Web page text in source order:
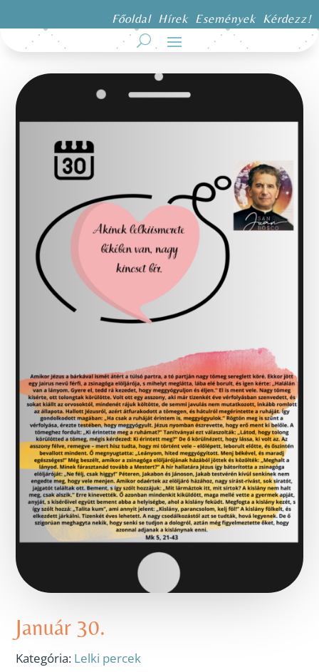
Főoldal Hírek Események Kérdezz!
Január 30.
Kategória: Lelki percek